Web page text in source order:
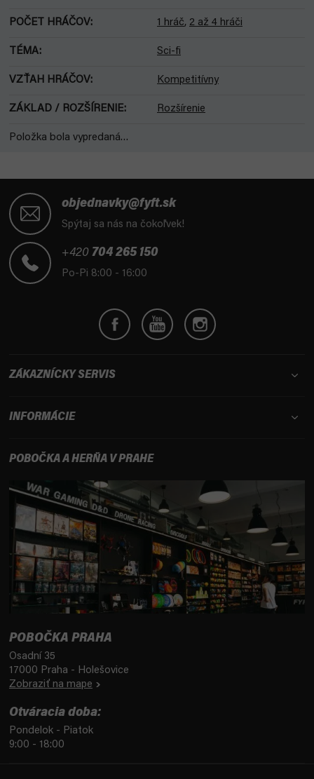
POČET HRÁČOV: 1 hráč, 2 až 4 hráči
TÉMA: Sci-fi
VZŤAH HRÁČOV: Kompetitívny
ZÁKLAD / ROZŠÍRENIE: Rozšírenie
Položka bola vypredaná…
objednavky@fyft.sk
Spýtaj sa nás na čokoľvek!
+420 704 265 150
Po-Pi 8:00 - 16:00
ZÁKAZNÍCKY SERVIS
INFORMÁCIE
POBOČKA A HERŇA V PRAHE
POBOČKA PRAHA
Osadní 35
17000 Praha - Holešovice
Zobraziť na mape
Otváracia doba:
Pondelok - Piatok
9:00 - 18:00